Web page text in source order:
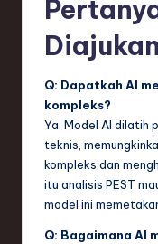
Diajukan
Q: Dapatkah AI
kompleks?
Ya. Model AI dilatih
teknis,
kompleks dan
itu analisis PEST
model ini
Q: Bagaimana AI